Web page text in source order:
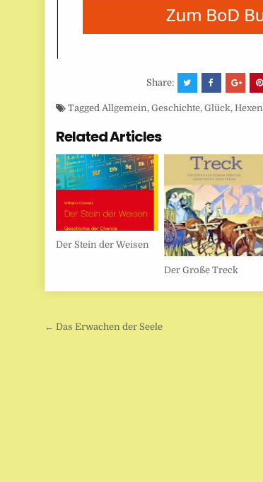
Share:
Tagged Allgemein,Geschichte,Glück, Hexen
Related Articles
Der Stein der Weisen
Der Große Treck
Beitragsnavigation
← Das Erwachen der Seele